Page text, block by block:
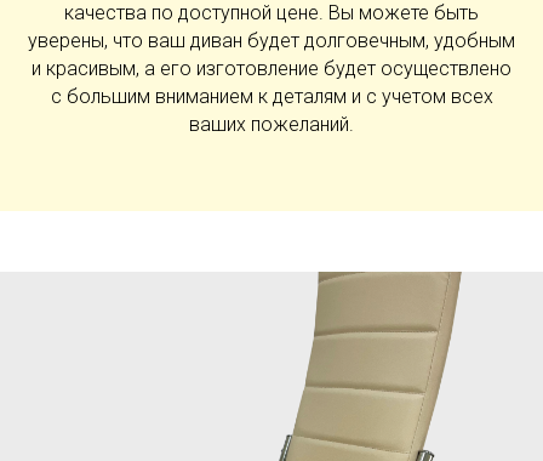
качества по доступной цене. Вы можете быть
уверены, что ваш диван будет долговечным, удобным
и красивым, а его изготовление будет осуществлено
с большим вниманием к деталям и с учетом всех
ваших пожеланий.